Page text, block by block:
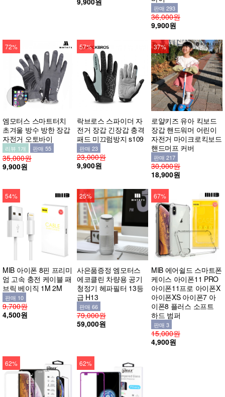
판매 293
36,000원
9,900원
72%
엠모터스 스마트터치
초겨울 방수 방한 장갑
자전거 오토바이
리뷰 1개 판매 55
35,000원
9,900원
57%
락브로스 스파이더 자
전거 장갑 긴장갑 충격
패드 미끄럼방지 s109
판매 23
23,000원
9,900원
37%
로얄키즈 유아 킥보드
장갑 핸드워머 어린이
자전거 마이크로킥보드
핸드머프 커버
판매 217
30,000원
18,900원
54%
MIB 아이폰 8핀 프리미
엄 고속 충전 케이블 패
브릭 베이직 1M 2M
판매 10
9,700원
4,500원
25%
사은품증정 엠모터스
에코클린 차량용 공기
청정기 헤파필터 13등
급 H13
판매 66
79,000원
59,000원
67%
MIB 에어쉴드 스마트폰
케이스 아이폰11 PRO
아이폰11프로 아이폰X
아이폰XS 아이폰7 아
이폰8 플러스 소프트
하드 범퍼
판매 3
15,000원
4,900원
62% 62%